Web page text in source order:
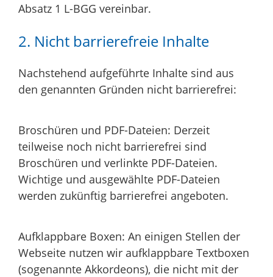
Absatz 1 L-BGG vereinbar.
2. Nicht barrierefreie Inhalte
Nachstehend aufgeführte Inhalte sind aus
den genannten Gründen nicht barrierefrei:
Broschüren und PDF-Dateien: Derzeit
teilweise noch nicht barrierefrei sind
Broschüren und verlinkte PDF-Dateien.
Wichtige und ausgewählte PDF-Dateien
werden zukünftig barrierefrei angeboten.
Aufklappbare Boxen: An einigen Stellen der
Webseite nutzen wir aufklappbare Textboxen
(sogenannte Akkordeons), die nicht mit der